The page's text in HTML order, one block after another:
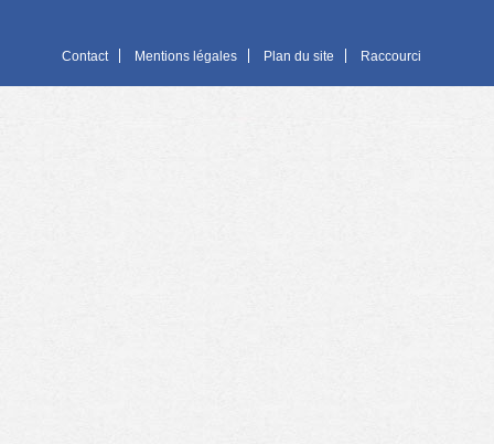
Contact Mentions légales Plan du site Raccourci